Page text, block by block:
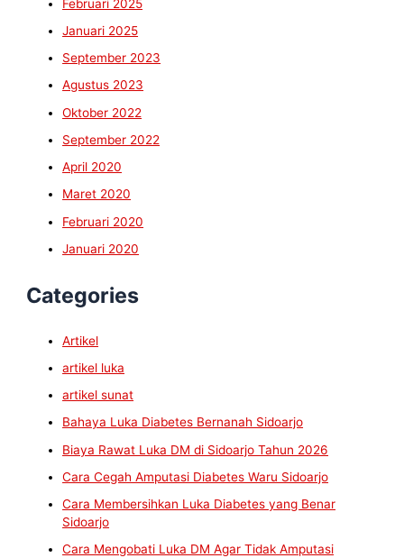
Februari 2025
Januari 2025
September 2023
Agustus 2023
Oktober 2022
September 2022
April 2020
Maret 2020
Februari 2020
Januari 2020
Categories
Artikel
artikel luka
artikel sunat
Bahaya Luka Diabetes Bernanah Sidoarjo
Biaya Rawat Luka DM di Sidoarjo Tahun 2026
Cara Cegah Amputasi Diabetes Waru Sidoarjo
Cara Membersihkan Luka Diabetes yang Benar
Sidoarjo
Cara Mengobati Luka DM Agar Tidak Amputasi